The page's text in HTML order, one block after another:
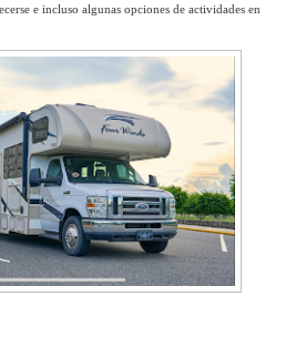
e incluso algunas opciones de actividades en